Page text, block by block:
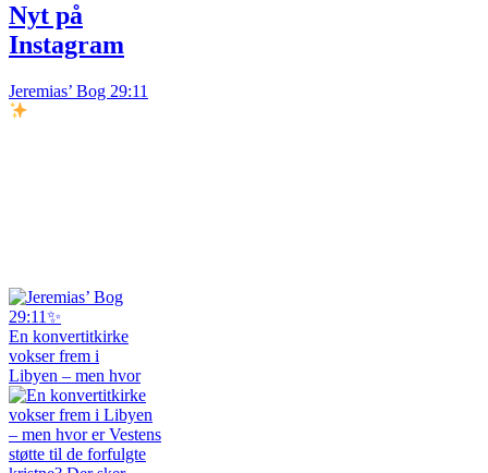
Nyt på
Instagram
Jeremias’ Bog 29:11
En konvertitkirke
vokser frem i
Libyen – men hvor